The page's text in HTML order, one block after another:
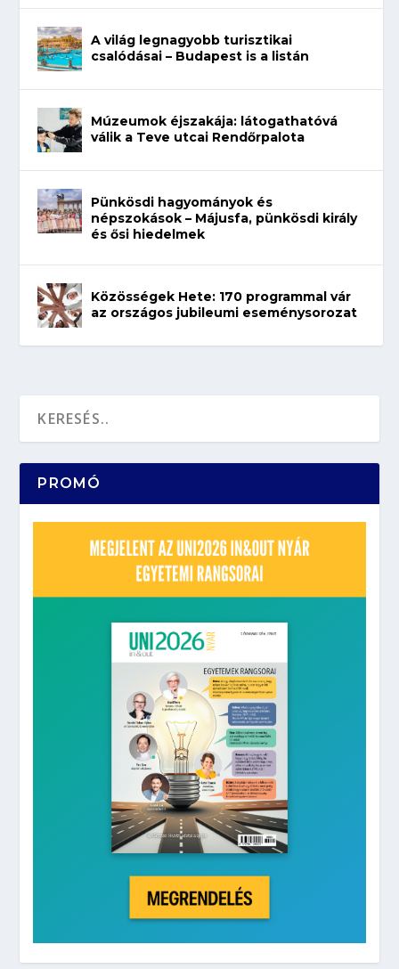
A világ legnagyobb turisztikai
csalódásai – Budapest is a listán
Múzeumok éjszakája: látogathatóvá
válik a Teve utcai Rendőrpalota
Pünkösdi hagyományok és
népszokások – Májusfa, pünkösdi király
és ősi hiedelmek
Közösségek Hete: 170 programmal vár
az országos jubileumi eseménysorozat
PROMÓ